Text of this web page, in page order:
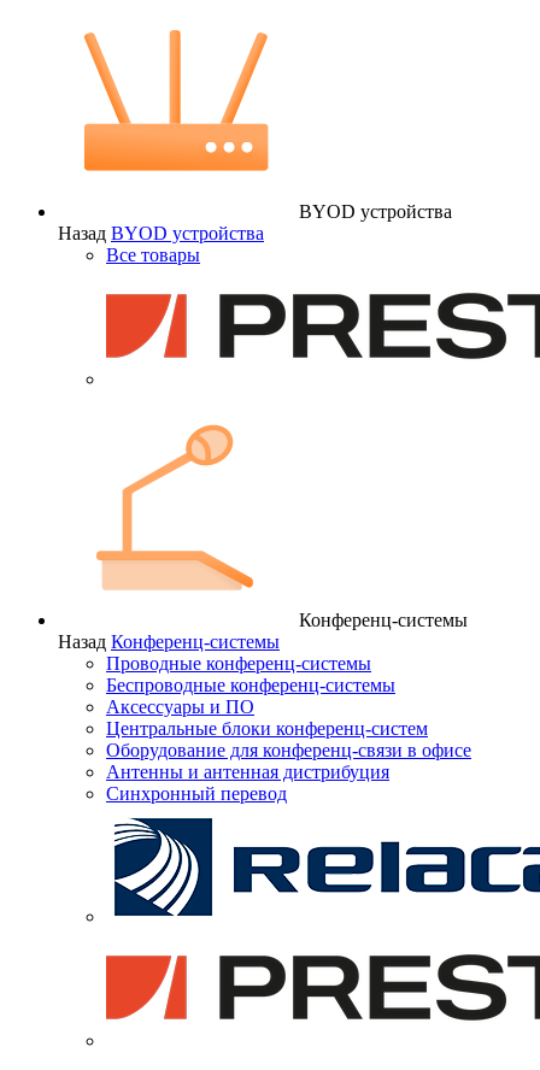
BYOD устройства
Назад BYOD устройства
Все товары
Конференц-системы
Назад Конференц-системы
Проводные конференц-системы
Беспроводные конференц-системы
Аксессуары и ПО
Центральные блоки конференц-систем
Оборудование для конференц-связи в офисе
Антенны и антенная дистрибуция
Синхронный перевод